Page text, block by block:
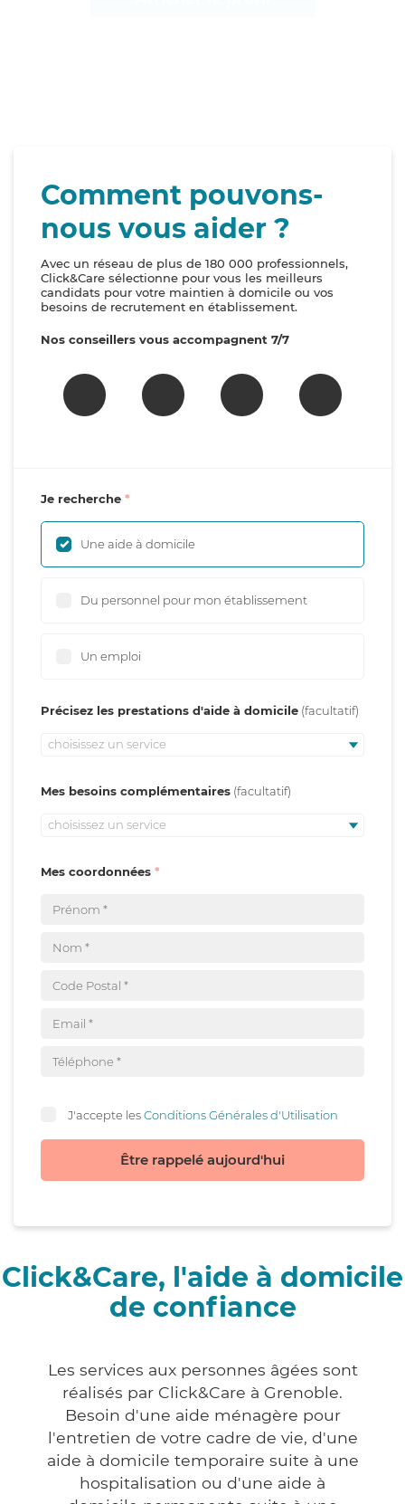
Comment pouvons-
nous vous aider ?
Avec un réseau de plus de 180 000 professionnels,
Click&Care sélectionne pour vous les meilleurs
candidats pour votre maintien à domicile ou vos
besoins de recrutement en établissement.
Nos conseillers vous accompagnent 7/7
Je recherche
Une aide à domicile
Du personnel pour mon établissement
Un emploi
Précisez les prestations d'aide à domicile
choisissez un service
Mes besoins complémentaires
choisissez un service
Mes coordonnées
J'accepte lesConditions Générales d'Utilisation
Être rappelé aujourd'hui
Click&Care, l'aide à domicile
de confiance
Les services aux personnes âgées sont
réalisés par Click&Care à Grenoble.
Besoin d'une aide ménagère pour
l'entretien de votre cadre de vie, d'une
aide à domicile temporaire suite à une
hospitalisation ou d'une aide à